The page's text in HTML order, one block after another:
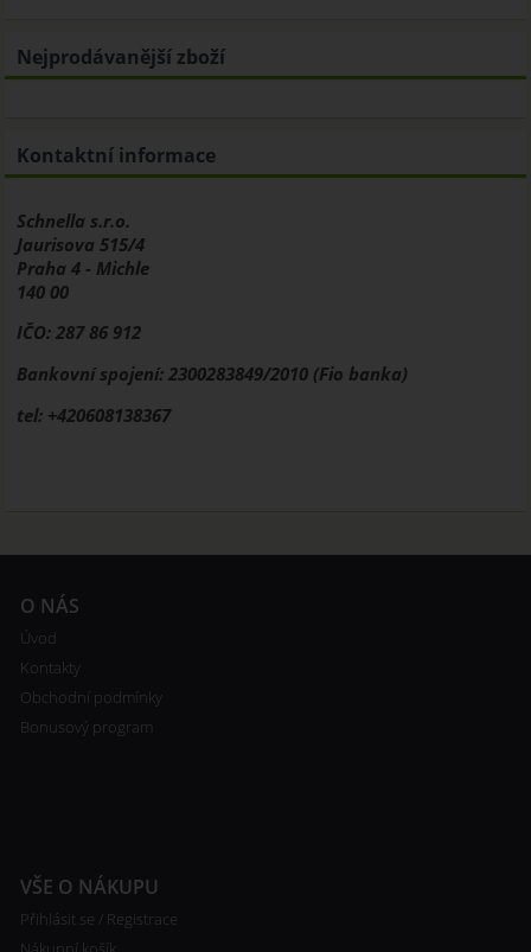
Nejprodávanější zboží
Kontaktní informace
Schnella s.r.o.
Jaurisova 515/4
Praha 4 - Michle
140 00
IČO: 287 86 912
Bankovní spojení: 2300283849/2010 (Fio banka)
tel: +420608138367
O NÁS
Úvod
Kontakty
Obchodní podmínky
Bonusový program
VŠE O NÁKUPU
Přihlásit se / Registrace